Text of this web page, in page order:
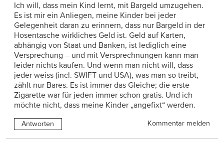
Ich will, dass mein Kind lernt, mit Bargeld umzugehen.
Es ist mir ein Anliegen, meine Kinder bei jeder
Gelegenheit daran zu erinnern, dass nur Bargeld in der
Hosentasche wirkliches Geld ist. Geld auf Karten,
abhängig von Staat und Banken, ist lediglich eine
Versprechung – und mit Versprechnungen kann man
leider nichts kaufen. Und wenn man nicht will, dass
jeder weiss (incl. SWIFT und USA), was man so treibt,
zählt nur Bares. Es ist immer das Gleiche; die erste
Zigarette war für jeden immer schon gratis. Und ich
möchte nicht, dass meine Kinder „angefixt“ werden.
Antworten Kommentar melden